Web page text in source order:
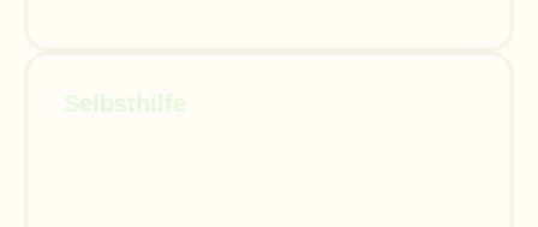
Selbsthilfe